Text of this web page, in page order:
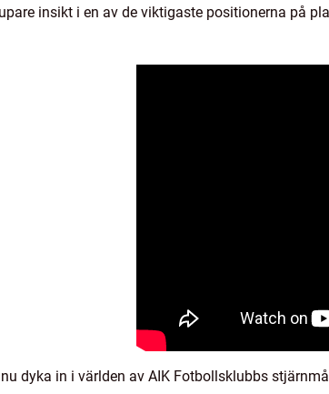
insikt i en av de viktigaste positionerna på
dyka in i världen av AIK Fotbollsklubbs